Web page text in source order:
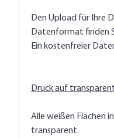
Den Upload für Ihre
Datenformat finden
Ein kostenfreier
Druck auf
Alle weißen Flächen
transparent.